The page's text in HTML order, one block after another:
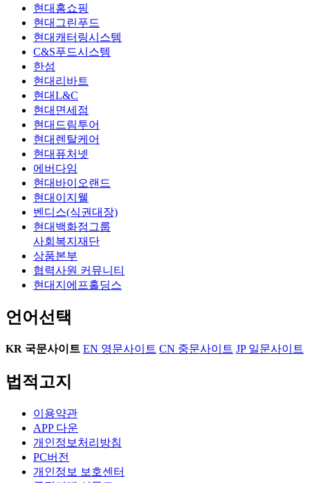
현대홈쇼핑
현대그린푸드
현대캐터링시스템
C&S푸드시스템
한섬
현대리바트
현대L&C
현대면세점
현대드림투어
현대렌탈케어
현대퓨처넷
에버다임
현대바이오랜드
현대이지웰
벤디스(식권대장)
현대백화점그룹
사회복지재단
상품본부
협력사원 커뮤니티
현대지에프홀딩스
언어선택
KR 국문사이트 EN 영문사이트 CN 중문사이트 JP일문사이트
법적고지
이용약관
APP 다운
개인정보처리방침
PC버전
개인정보 보호센터